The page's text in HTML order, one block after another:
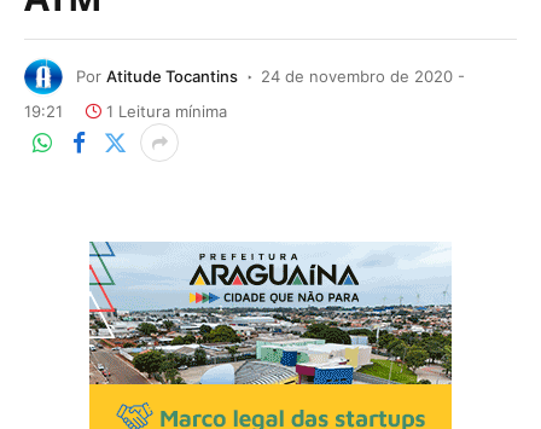
Por Atitude Tocantins
24 de novembro de 2020 -
19:21
1 Leitura mínima